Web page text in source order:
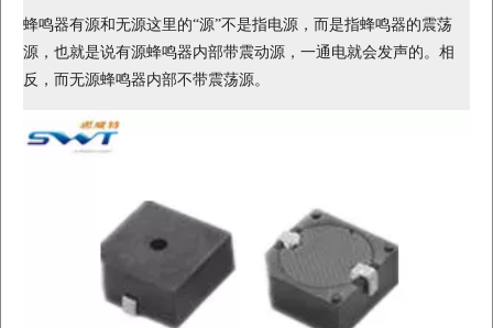
蜂鸣器有源和无源这里的“源”不是指电源，而是指蜂鸣器的震荡
源，也就是说有源蜂鸣器内部带震动源，一通电就会发声的。相
反，而无源蜂鸣器内部不带震荡源。